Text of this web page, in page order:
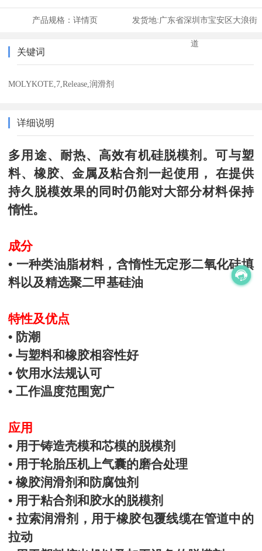
产品规格： 详情页 发货地:广东省深圳市宝安区大浪街
道
关键词
MOLYKOTE,7,Release,润滑剂
详细说明
多用途、耐热、高效有机硅脱模剂。可与塑
料、橡胶、金属及粘合剂一起使用， 在提供
持久脱模效果的同时仍能对大部分材料保持
惰性。
成分
• 一种类油脂材料，含惰性无定形二氧化硅填
料以及精选聚二甲基硅油
特性及优点
• 防潮
• 与塑料和橡胶相容性好
• 饮用水法规认可
• 工作温度范围宽广
应用
• 用于铸造壳模和芯模的脱模剂
• 用于轮胎压机上气囊的磨合处理
• 橡胶润滑剂和防腐蚀剂
• 用于粘合剂和胶水的脱模剂
• 拉索润滑剂，用于橡胶包覆线缆在管道中的
拉动